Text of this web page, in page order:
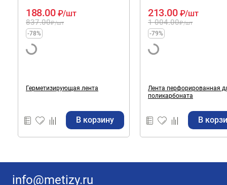
837.00₽/шт
188.00 ₽/шт
-78%
Герметизирующая лента
В корзину
1 004.00₽/шт
213.00 ₽/шт
-79%
Лента перфорированная
поликарбоната
В
info@metizy.ru